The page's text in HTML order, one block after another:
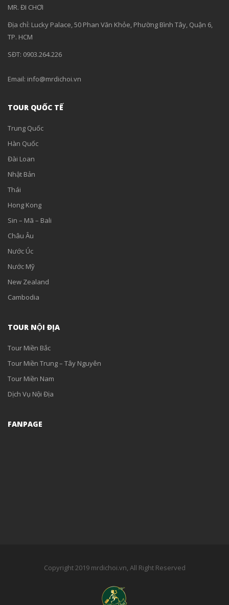
MR. ĐI CHƠI
Địa chỉ: Lucky Palace, 50 Phan Văn Khỏe, Phường Bình Tây, Quận 6,
TP. HCM
SĐT: 0903.264.226
Email: info@mrdichoi.vn
TOUR QUỐC TẾ
Trung Quốc
Hàn Quốc
Đài Loan
Nhật Bản
Thái
Hong Kong
Sin – Mã – Bali
Châu Âu
Nước Úc
Nước Mỹ
New Zealand
Cambodia
TOUR NỘI ĐỊA
Tour Miền Bắc
Tour Miền Trung – Tây Nguyên
Tour Miền Nam
Dịch Vụ Nội Địa
FANPAGE
Copyright 2019 mrdichoi.vn, All Right Reserved